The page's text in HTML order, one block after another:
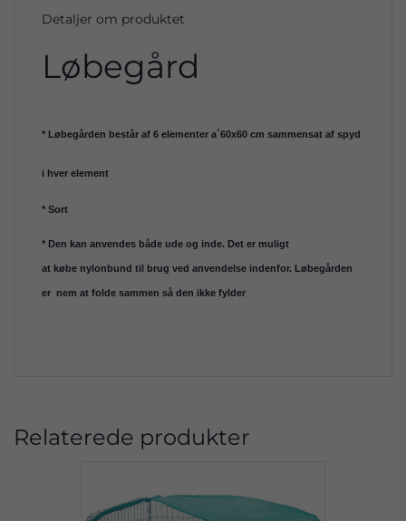
Detaljer om produktet
Løbegård
* Løbegården består af 6 elementer a´60x60 cm sammensat af spyd
i hver element
* Sort
* Den kan anvendes både ude og inde. Det er muligt
at købe nylonbund til brug ved anvendelse indenfor. Løbegården
er nem at folde sammen så den ikke fylder
Relaterede produkter